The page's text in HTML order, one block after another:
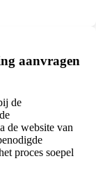
aanvragen
de
de website van
proces soepel